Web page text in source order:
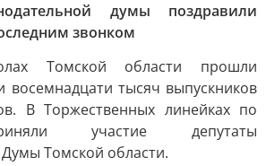
думы поздравили
звонком
Томской области прошли
восемнадцати тысяч выпускников
В Торжественных линейках по
участие депутаты
Томской области.